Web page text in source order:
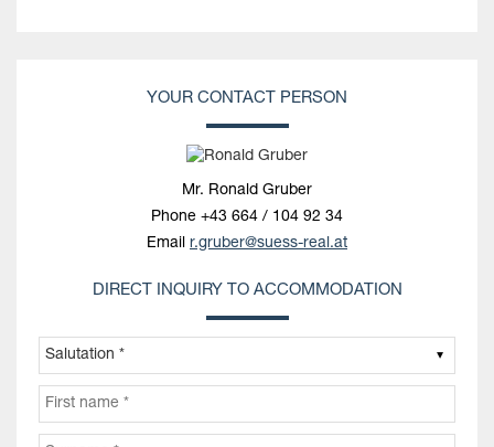
YOUR CONTACT PERSON
Mr. Ronald Gruber
Phone +43 664 / 104 92 34
Email r.gruber@suess-real.at
DIRECT INQUIRY TO ACCOMMODATION